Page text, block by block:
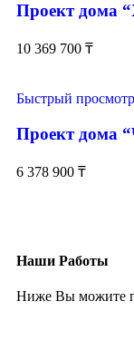
Проект дома
10 369 700 ₸
Быстрый просмотр
Проект дома
6 378 900 ₸
Наши Работы
Ниже Вы можите